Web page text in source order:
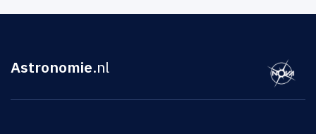
Astronomie.nl